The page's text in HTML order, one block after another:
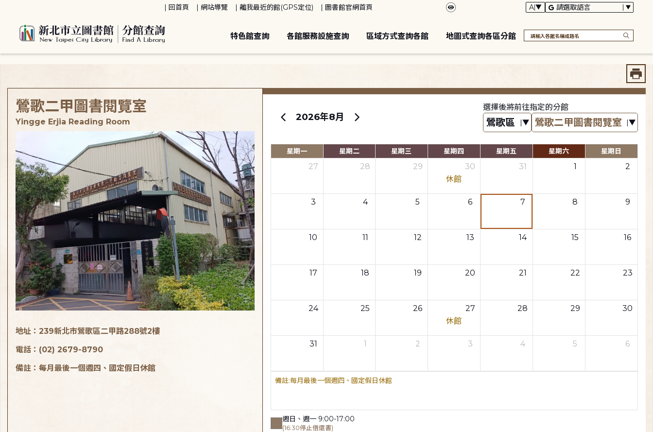
回首頁 網站導覽 離我最近的館(GPS定位) 圖書館官網首頁
特色館查詢 各館服務設施查詢 區域方式查詢各館 地圖式查詢各區分館
2026年8月
選擇後將前往指定的分館
星期一 星期二 星期三 星期四 星期五 星期六 星期日
27 28 29
30
休館
31 1 2
3 4 5 6 7 8 9
10 11 12 13 14 15 16
17 18 19 20 21 22 23
24 25 26
27
休館
28 29 30
31 1 2 3 4 5 6
每月最後一個週四、國定假日休館
週日、週一 9:00-17:00
(16:30停止借還書)
鶯歌二甲圖書閱覽室
Yingge Erjia Reading Room
地址：239新北市鶯歌區二甲路288號2樓
電話：(02) 2679-8790
備註：每月最後一個週四、國定假日休館